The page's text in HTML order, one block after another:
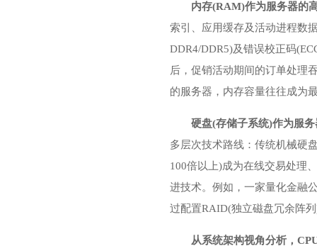
内存(RAM)作为服务器的
索引、应用缓存及活动进程数
DDR4/DDR5)及错误校正码
后，促销活动期间的订单处理
的服务器，内存容量往往成为
硬盘(存储子系统)作为服
多层次技术路线：传统机械硬
100倍以上)成为在线交易处理
进技术。例如，一家量化金融
过配置RAID(独立磁盘冗余阵
从系统架构视角分析，